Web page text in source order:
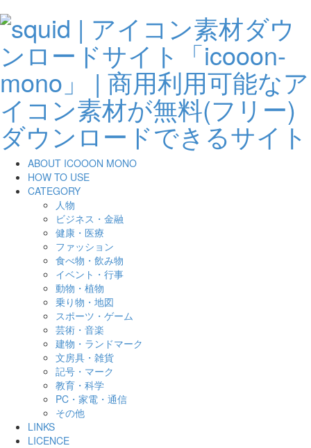
ABOUT ICOOON MONO
HOW TO USE
CATEGORY
人物
ビジネス・金融
健康・医療
ファッション
食べ物・飲み物
イベント・行事
動物・植物
乗り物・地図
スポーツ・ゲーム
芸術・音楽
建物・ランドマーク
文房具・雑貨
記号・マーク
教育・科学
PC・家電・通信
その他
LINKS
LICENCE